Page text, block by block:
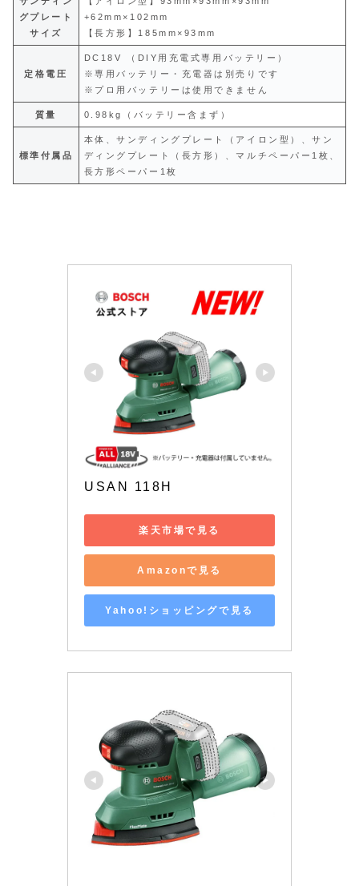
グプレート
サイズ
+62mm×102mm
【長方形】185mm×93mm
定格電圧
DC18V （DIY用充電式専用バッテリー）
※専用バッテリー・充電器は別売りです
※プロ用バッテリーは使用できません
質量 0.98kg（バッテリー含まず）
標準付属品
本体、サンディングプレート（アイロン型）、サン
ディングプレート（長方形）、マルチペーパー1枚、
長方形ペーパー1枚
USAN 118H
楽天市場で見る
Amazonで見る
Yahoo!ショッピングで見る